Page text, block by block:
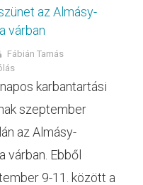
az Almásy-
várban
Fábián Tamás
karbantartási
szeptember
az Almásy-
várban. Ebből
9-11. között a